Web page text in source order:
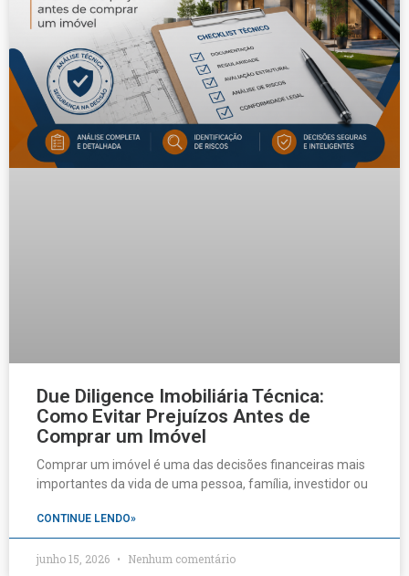
Due Diligence Imobiliária Técnica:
Como Evitar Prejuízos Antes de
Comprar um Imóvel
Comprar um imóvel é uma das decisões financeiras mais
importantes da vida de uma pessoa, família, investidor ou
CONTINUE LENDO»
junho 15, 2026 Nenhum comentário